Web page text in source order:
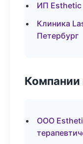
ИП Esthetic
Клиника
Петербург
Компании
ООО